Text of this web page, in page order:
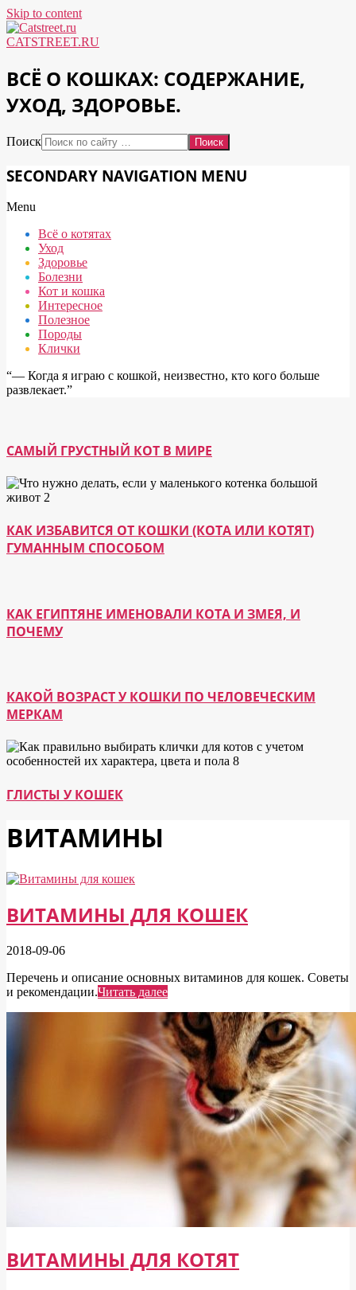
Skip to content
CATSTREET.RU
ВСЁ О КОШКАХ: СОДЕРЖАНИЕ,
УХОД, ЗДОРОВЬЕ.
Поиск
SECONDARY NAVIGATION MENU
Menu
Всё о котятах
Уход
Здоровье
Болезни
Кот и кошка
Интересное
Полезное
Породы
Клички
“― Когда я играю с кошкой, неизвестно, кто кого больше
развлекает.”
САМЫЙ ГРУСТНЫЙ КОТ В МИРЕ
КАК ИЗБАВИТСЯ ОТ КОШКИ (КОТА ИЛИ КОТЯТ)
ГУМАННЫМ СПОСОБОМ
КАК ЕГИПТЯНЕ ИМЕНОВАЛИ КОТА И ЗМЕЯ, И
ПОЧЕМУ
КАКОЙ ВОЗРАСТ У КОШКИ ПО ЧЕЛОВЕЧЕСКИМ
МЕРКАМ
ГЛИСТЫ У КОШЕК
ВИТАМИНЫ
ВИТАМИНЫ ДЛЯ КОШЕК
2018-09-06
Перечень и описание основных витаминов для кошек. Советы
и рекомендации.Читать далее
ВИТАМИНЫ ДЛЯ КОТЯТ